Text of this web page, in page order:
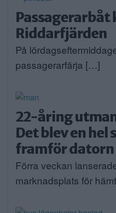
Passagerarbåt
Riddarfjärden
På
passagerarfärja […]
22-åring
Det blev en hel
framför datorn
Förra veckan
marknadsplats för